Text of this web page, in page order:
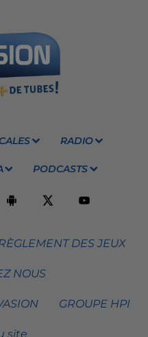
RADIO
PODCASTS
DES JEUX
NOUS
GROUPE HPI
site